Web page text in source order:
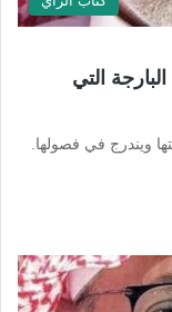
التي
ويندرج في فصولها.